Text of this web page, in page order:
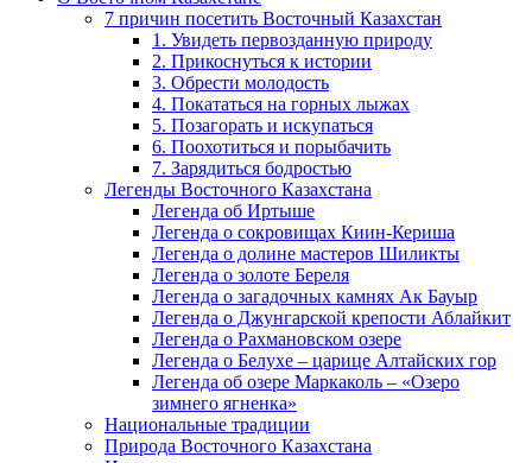
7 причин посетить Восточный Казахстан
1. Увидеть первозданную природу
2. Прикоснуться к истории
3. Обрести молодость
4. Покататься на горных лыжах
5. Позагорать и искупаться
6. Поохотиться и порыбачить
7. Зарядиться бодростью
Легенды Восточного Казахстана
Легенда об Иртыше
Легенда о сокровищах Киин-Кериша
Легенда о долине мастеров Шиликты
Легенда о золоте Береля
Легенда о загадочных камнях Ак Бауыр
Легенда о Джунгарской крепости Аблайкит
Легенда о Рахмановском озере
Легенда о Белухе – царице Алтайских гор
Легенда об озере Маркаколь – «Озеро
зимнего ягненка»
Национальные традиции
Природа Восточного Казахстана